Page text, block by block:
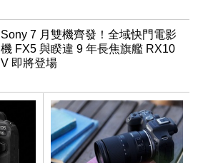
Sony 7 月雙機齊發！全域快門電影
機 FX5 與睽違 9 年長焦旗艦 RX10
V 即將登場